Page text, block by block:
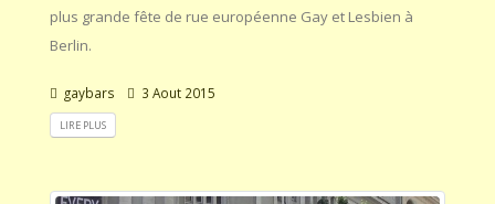
plus grande fête de rue européenne Gay et Lesbien à
Berlin.
gaybars 3 Aout 2015
LIRE PLUS